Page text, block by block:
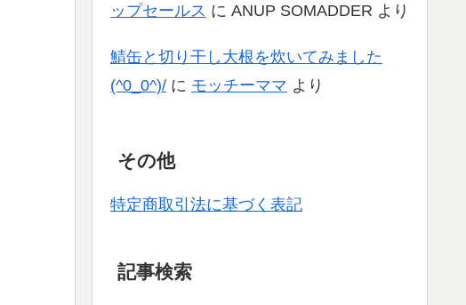
ップセールス に ANUP SOMADDER より
鯖缶と切り干し大根を炊いてみました
(^0_0^)/ に モッチーママ より
その他
特定商取引法に基づく表記
記事検索